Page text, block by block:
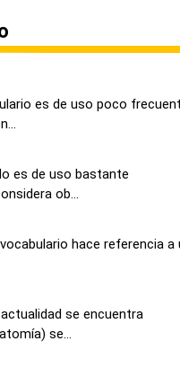
es de uso poco
es de uso bastante
ob...
hace referencia a
se encuentra
se...